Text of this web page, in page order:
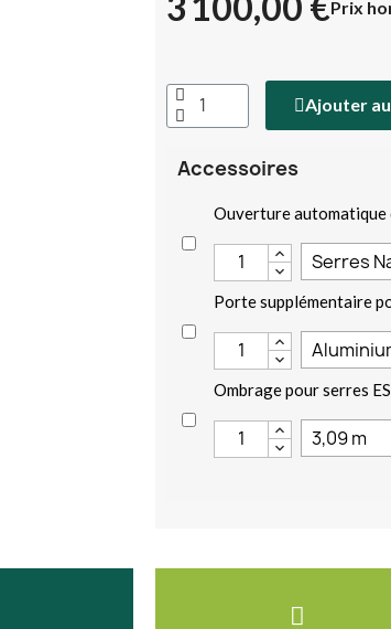
Prix
Ajouter
Accessoires
Ouverture automatique
Porte supplémentaire
Ombrage pour serres